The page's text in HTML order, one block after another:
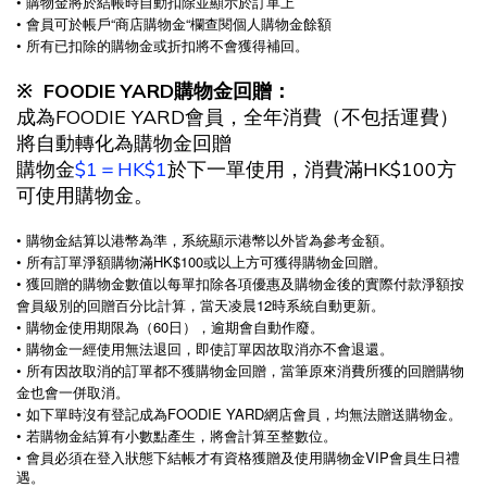
• 會員可於帳戶“商店購物金“欄查閱個人購物金餘額
• 所有已扣除的購物金或折扣將不會獲得補回。
※ FOODIE YARD購物金回贈：
成為FOODIE YARD會員，全年消費（不包括運費）
將自動轉化為購物金回贈
購物金$1＝HK$1於下一單使用，消費滿HK$100方
可使用購物金。
• 購物金結算以港幣為準，系統顯示港幣以外皆為參考金額。
• 所有訂單淨額購物滿HK$100或以上方可獲得購物金回贈。
• 獲回贈的購物金數值以每單扣除各項優惠及購物金後的實際付款淨額按
會員級別的回贈百分比計算，當天凌晨12時系統自動更新。
• 購物金使用期限為（60日），逾期會自動作廢。
• 購物金一經使用無法退回，即使訂單因故取消亦不會退還。
• 所有因故取消的訂單都不獲購物金回贈，當筆原來消費所獲的回贈購物
金也會一併取消。
• 如下單時沒有登記成為FOODIE YARD網店會員，均無法贈送購物金。
• 若購物金結算有小數點產生，將會計算至整數位。
• 會員必須在登入狀態下結帳才有資格獲贈及使用購物金VIP會員生日禮
遇。